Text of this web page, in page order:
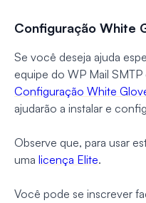
Configuração White
Se você deseja ajuda
equipe do WP Mail
Configuração White
ajudarão a instalar e
Observe que, para usar
uma licença Elite.
Você pode se inscrever